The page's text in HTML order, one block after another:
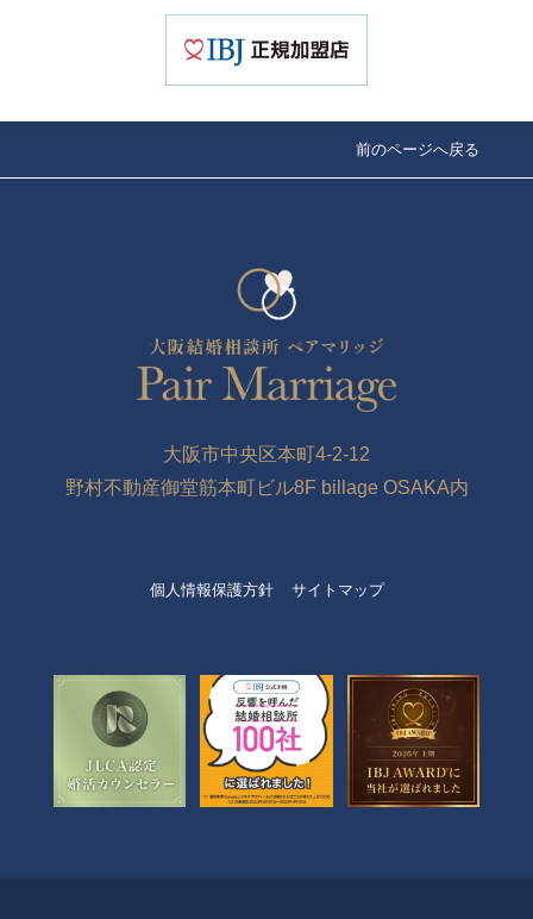
前のページへ戻る
大阪市中央区本町4-2-12
野村不動産御堂筋本町ビル8F billage OSAKA内
個人情報保護方針 サイトマップ